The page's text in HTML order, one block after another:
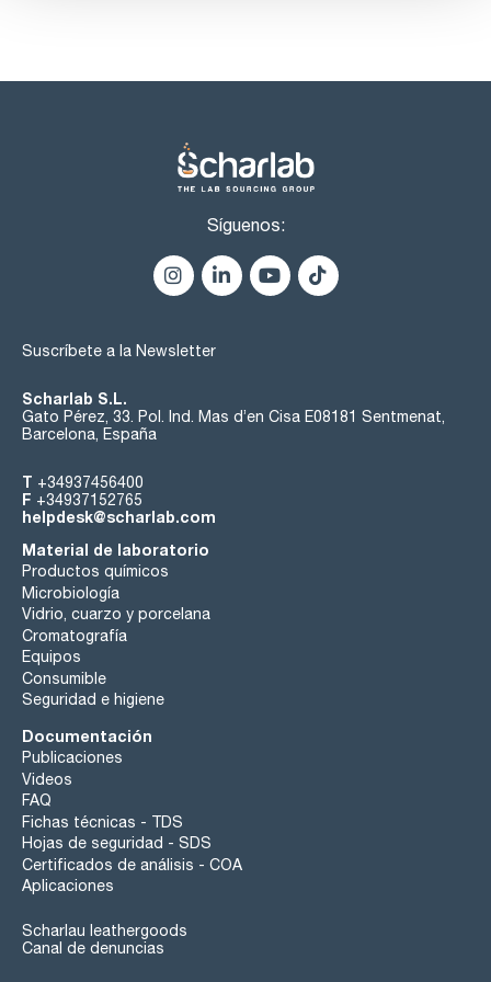
Síguenos:
Suscríbete a la Newsletter
Scharlab S.L.
Gato Pérez, 33. Pol. Ind. Mas d’en Cisa E08181 Sentmenat,
Barcelona, España
T +34937456400
F +34937152765
helpdesk@scharlab.com
Material de laboratorio
Productos químicos
Microbiología
Vidrio, cuarzo y porcelana
Cromatografía
Equipos
Consumible
Seguridad e higiene
Documentación
Publicaciones
Videos
FAQ
Fichas técnicas - TDS
Hojas de seguridad - SDS
Certificados de análisis - COA
Aplicaciones
Scharlau leathergoods
Canal de denuncias